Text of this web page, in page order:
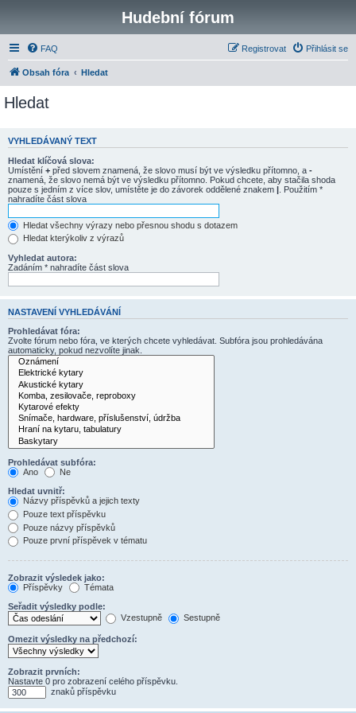
Hudební fórum
FAQ Přihlásit se
Registrovat
Obsah fóra Hledat
Hledat
VYHLEDÁVANÝ TEXT
Hledat klíčová slova:
Umístění + před slovem znamená, že slovo musí být ve výsledku přítomno, a -
znamená, že slovo nemá být ve výsledku přítomno. Pokud chcete, aby stačila shoda
pouze s jedním z více slov, umístěte je do závorek oddělené znakem | . Použitím *
nahradíte část slova
Hledat všechny výrazy nebo přesnou shodu s dotazem
Hledat kterýkoliv z výrazů
Vyhledat autora:
Zadáním * nahradíte část slova
NASTAVENÍ VYHLEDÁVÁNÍ
Prohledávat fóra:
Zvolte fórum nebo fóra, ve kterých chcete vyhledávat. Subfóra jsou prohledávána
automaticky, pokud nezvolíte jinak.
Prohledávat subfóra:
Ano
Ne
Hledat uvnitř:
Názvy příspěvků a jejich texty
Pouze text příspěvku
Pouze názvy příspěvků
Pouze první příspěvek v tématu
Zobrazit výsledek jako:
Příspěvky
Témata
Seřadit výsledky podle:
Vzestupně
Sestupně
Omezit výsledky na předchozí:
Zobrazit prvních:
Nastavte 0 pro zobrazení celého příspěvku.
znaků příspěvku